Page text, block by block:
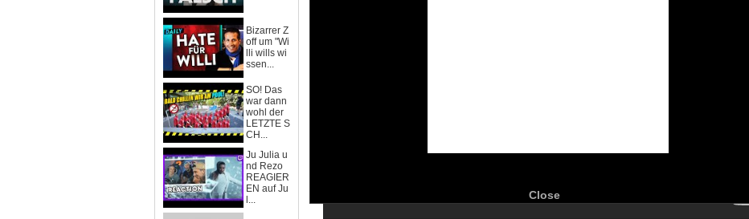
Bizarrer Z
off um "Wi
lli wills wi
ssen...
SO! Das
war dann
wohl der
LETZTE S
CH...
Ju Julia u
nd Rezo
REAGIER
EN auf Ju
l...
Close